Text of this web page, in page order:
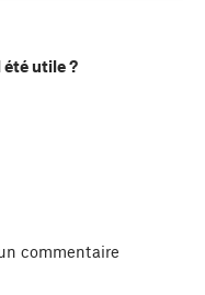
utile ?
commentaire